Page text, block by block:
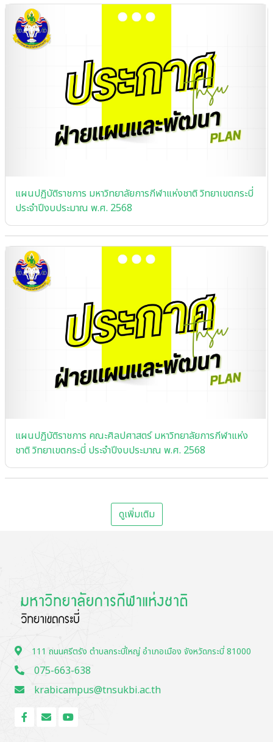
แผนปฏิบัติราชการ มหาวิทยาลัยการกีฬาแห่งชาติ วิทยาเขตกระบี่
ประจําปีงบประมาณ พ.ศ. 2568
แผนปฏิบัติราชการ คณะศิลปศาสตร์ มหาวิทยาลัยการกีฬาแห่ง
ชาติ วิทยาเขตกระบี่ ประจําปีงบประมาณ พ.ศ. 2568
ดูเพิ่มเติม
111 ถนนศรีตรัง ตำบลกระบี่ใหญ่ อำเภอเมือง จังหวัดกระบี่ 81000
075-663-638
krabicampus@tnsukbi.ac.th